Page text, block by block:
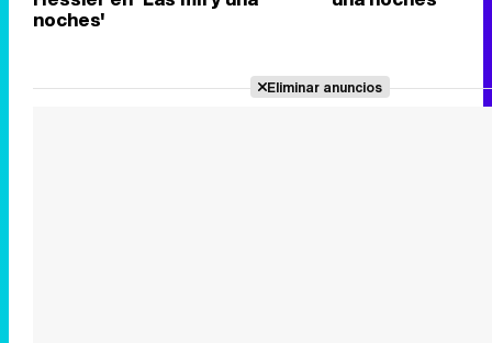
noches'
Eliminar anuncios